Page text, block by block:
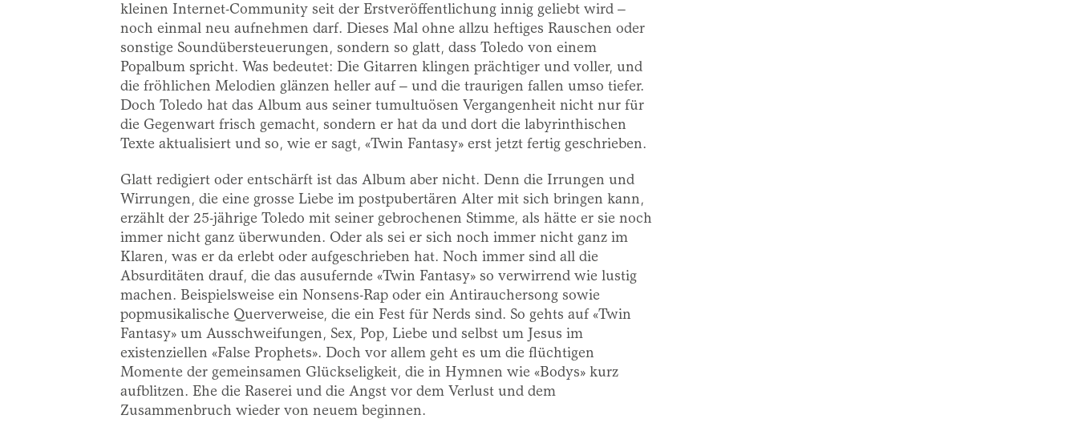
kleinen Internet-Community seit der Erstveröffentlichung innig geliebt wird –
noch einmal neu aufnehmen darf. Dieses Mal ohne allzu heftiges Rauschen oder
sonstige Soundübersteuerungen, sondern so glatt, dass Toledo von einem
Popalbum spricht. Was bedeutet: Die Gitarren klingen prächtiger und voller, und
die fröhlichen Melodien glänzen heller auf – und die traurigen fallen umso tiefer.
Doch Toledo hat das Album aus seiner tumultuösen Vergangenheit nicht nur für
die Gegenwart frisch gemacht, sondern er hat da und dort die labyrinthischen
Texte aktualisiert und so, wie er sagt, «Twin Fantasy» erst jetzt fertig geschrieben.
Glatt redigiert oder entschärft ist das Album aber nicht. Denn die Irrungen und
Wirrungen, die eine grosse Liebe im postpubertären Alter mit sich bringen kann,
erzählt der 25-jährige Toledo mit seiner gebrochenen Stimme, als hätte er sie noch
immer nicht ganz überwunden. Oder als sei er sich noch immer nicht ganz im
Klaren, was er da erlebt oder aufgeschrieben hat. Noch immer sind all die
Absurditäten drauf, die das ausufernde «Twin Fantasy» so verwirrend wie lustig
machen. Beispielsweise ein Nonsens-Rap oder ein Antirauchersong sowie
popmusikalische Querverweise, die ein Fest für Nerds sind. So gehts auf «Twin
Fantasy» um Ausschweifungen, Sex, Pop, Liebe und selbst um Jesus im
existenziellen «False Prophets». Doch vor allem geht es um die flüchtigen
Momente der gemeinsamen Glückseligkeit, die in Hymnen wie «Bodys» kurz
aufblitzen. Ehe die Raserei und die Angst vor dem Verlust und dem
Zusammenbruch wieder von neuem beginnen.